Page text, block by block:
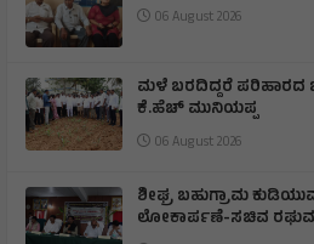
06 August 2026
ಮಳೆ ಬರದಿದ್ದರೆ ಪರಿಹಾರದ
ಕೆ.ಹೆಚ್ ಮುನಿಯಪ್ಪ
06 August 2026
ಶೀಘ್ರ ಬಹುಗ್ರಾಮ
ಲೋಕಾರ್ಪಣೆ-ಸಚಿವ